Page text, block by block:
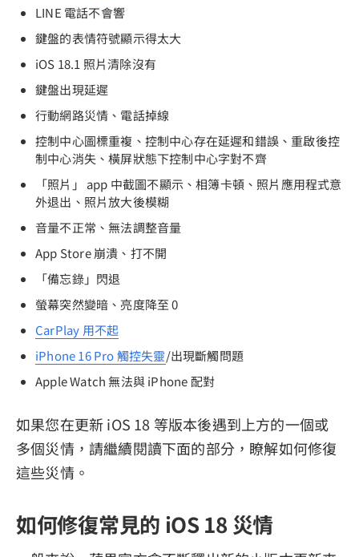
LINE 電話不會響
鍵盤的表情符號顯示得太大
iOS 18.1 照片清除沒有
鍵盤出現延遲
行動網路災情、電話掉線
控制中心圖標重複、控制中心存在延遲和錯誤、重啟後控
制中心消失、橫屏狀態下控制中心字對不齊
「照片」 app 中截圖不顯示、相簿卡頓、照片應用程式意
外退出、照片放大後模糊
音量不正常、無法調整音量
App Store 崩潰、打不開
「備忘錄」閃退
螢幕突然變暗、亮度降至 0
CarPlay 用不起
iPhone 16 Pro 觸控失靈/出現斷觸問題
Apple Watch 無法與 iPhone 配對
如果您在更新 iOS 18 等版本後遇到上方的一個或
多個災情，請繼續閱讀下面的部分，瞭解如何修復
這些災情。
如何修復常見的 iOS 18 災情